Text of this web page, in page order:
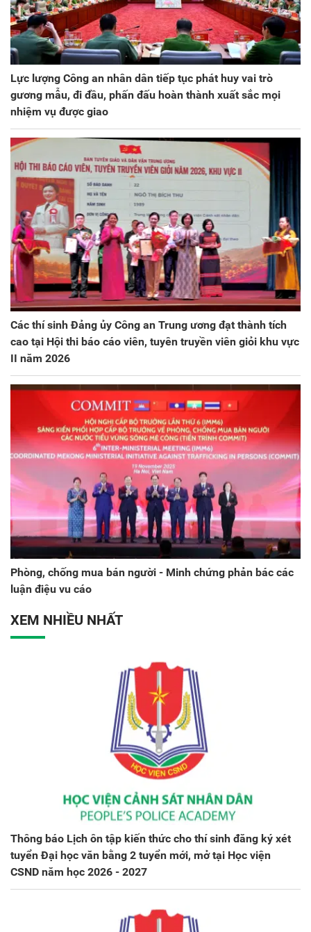
Lực lượng Công an nhân dân tiếp tục phát huy vai trò
gương mẫu, đi đầu, phấn đấu hoàn thành xuất sắc mọi
nhiệm vụ được giao
Các thí sinh Đảng ủy Công an Trung ương đạt thành tích
cao tại Hội thi báo cáo viên, tuyên truyền viên giỏi khu vực
II năm 2026
Phòng, chống mua bán người - Minh chứng phản bác các
luận điệu vu cáo
XEM NHIỀU NHẤT
Thông báo Lịch ôn tập kiến thức cho thí sinh đăng ký xét
tuyển Đại học văn bằng 2 tuyển mới, mở tại Học viện
CSND năm học 2026 - 2027